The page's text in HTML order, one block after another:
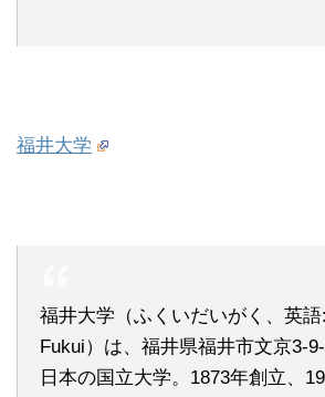
福井大学
福井大学（ふくいだいがく、英
Fukui）は、福井県福井市文京3-
日本の国立大学。1873年創立、